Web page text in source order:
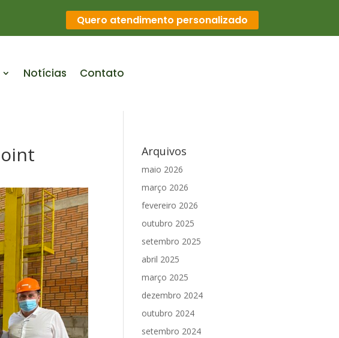
Quero atendimento personalizado
Notícias Contato
Arquivos
maio 2026
março 2026
fevereiro 2026
outubro 2025
setembro 2025
abril 2025
março 2025
dezembro 2024
outubro 2024
setembro 2024